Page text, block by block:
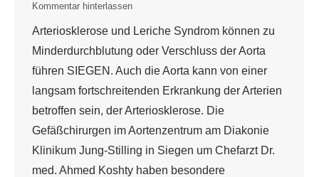
Kommentar hinterlassen
Arteriosklerose und Leriche Syndrom können zu
Minderdurchblutung oder Verschluss der Aorta
führen SIEGEN. Auch die Aorta kann von einer
langsam fortschreitenden Erkrankung der Arterien
betroffen sein, der Arteriosklerose. Die
Gefäßchirurgen im Aortenzentrum am Diakonie
Klinikum Jung-Stilling in Siegen um Chefarzt Dr.
med. Ahmed Koshty haben besondere